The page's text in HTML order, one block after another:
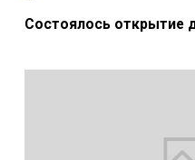
Состоялось открытие